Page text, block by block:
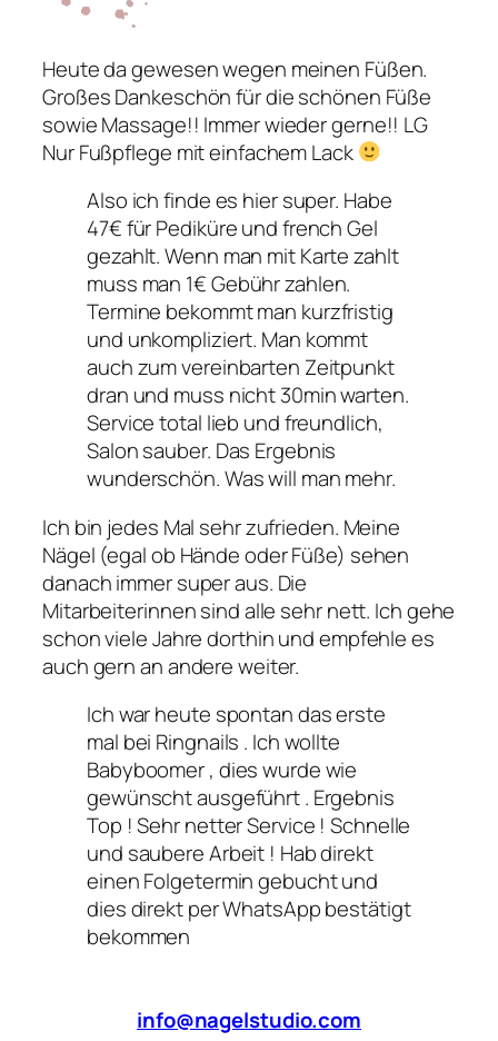
Heute da gewesen wegen meinen Füßen.
Großes Dankeschön für die schönen Füße
sowie Massage!! Immer wieder gerne!! LG
Nur Fußpflege mit einfachem Lack
Also ich finde es hier super. Habe
47€ für Pediküre und french Gel
gezahlt. Wenn man mit Karte zahlt
muss man 1€ Gebühr zahlen.
Termine bekommt man kurzfristig
und unkompliziert. Man kommt
auch zum vereinbarten Zeitpunkt
dran und muss nicht 30min warten.
Service total lieb und freundlich,
Salon sauber. Das Ergebnis
wunderschön. Was will man mehr.
Ich bin jedes Mal sehr zufrieden. Meine
Nägel (egal ob Hände oder Füße) sehen
danach immer super aus. Die
Mitarbeiterinnen sind alle sehr nett. Ich gehe
schon viele Jahre dorthin und empfehle es
auch gern an andere weiter.
Ich war heute spontan das erste
mal bei Ringnails . Ich wollte
Babyboomer , dies wurde wie
gewünscht ausgeführt . Ergebnis
Top ! Sehr netter Service ! Schnelle
und saubere Arbeit ! Hab direkt
einen Folgetermin gebucht und
dies direkt per WhatsApp bestätigt
bekommen
info@nagelstudio.com